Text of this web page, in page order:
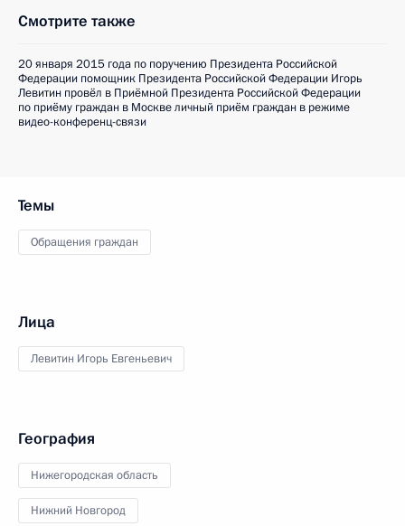
Смотрите также
20 января 2015 года по поручению Президента Российской
Федерации помощник Президента Российской Федерации Игорь
Левитин провёл в Приёмной Президента Российской Федерации
по приёму граждан в Москве личный приём граждан в режиме
видео-конференц-связи
Темы
Обращения граждан
Лица
Левитин Игорь Евгеньевич
География
Нижегородская область
Нижний Новгород